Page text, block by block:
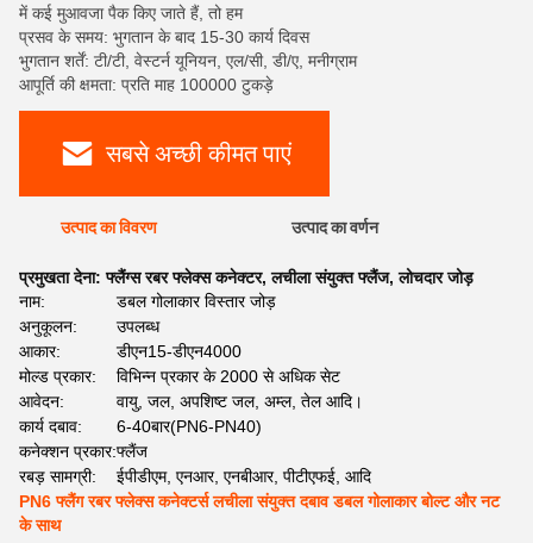
में कई मुआवजा पैक किए जाते हैं, तो हम
प्रसव के समय: भुगतान के बाद 15-30 कार्य दिवस
भुगतान शर्तें: टी/टी, वेस्टर्न यूनियन, एल/सी, डी/ए, मनीग्राम
आपूर्ति की क्षमता: प्रति माह 100000 टुकड़े
सबसे अच्छी कीमत पाएं
उत्पाद का विवरण उत्पाद का वर्णन
प्रमुखता देना:फ्लैंग्स रबर फ्लेक्स कनेक्टर,लचीला संयुक्त फ्लैंज,लोचदार जोड़
नाम:
डबल गोलाकार विस्तार जोड़
अनुकूलन:
उपलब्ध
आकार:
डीएन15-डीएन4000
मोल्ड प्रकार:
विभिन्न प्रकार के 2000 से अधिक सेट
आवेदन:
वायु, जल, अपशिष्ट जल, अम्ल, तेल आदि।
कार्य दबाव:
6-40बार(PN6-PN40)
कनेक्शन प्रकार:फ्लैंज
रबड़ सामग्री:
ईपीडीएम, एनआर, एनबीआर, पीटीएफई, आदि
PN6 फ्लैंग रबर फ्लेक्स कनेक्टर्स लचीला संयुक्त दबाव डबल गोलाकार बोल्ट और नट
के साथ